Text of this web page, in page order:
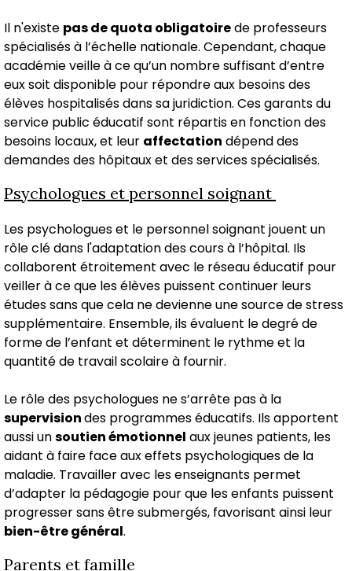
Il n'existe pas de quota obligatoirede professeurs
spécialisés à l’échelle nationale. Cependant, chaque
académie veille à ce qu’un nombre suffisant d’entre
eux soit disponible pour répondre aux besoins des
élèves hospitalisés dans sa juridiction. Ces garants du
service public éducatif sont répartis en fonction des
besoins locaux, et leur affectation dépend des
demandes des hôpitaux et des services spécialisés.
Psychologues et personnel soignant
Les psychologues et le personnel soignant jouent un
rôle clé dans l'adaptation des cours à l’hôpital. Ils
collaborent étroitement avec le réseau éducatif pour
veiller à ce que les élèves puissent continuer leurs
études sans que cela ne devienne une source de stress
supplémentaire. Ensemble, ils évaluent le degré de
forme de l’enfant et déterminent le rythme et la
quantité de travail scolaire à fournir.
Le rôle des psychologues ne s’arrête pas à la
supervisiondes programmes éducatifs. Ils apportent
aussi unsoutien émotionnel aux jeunes patients, les
aidant à faire face aux effets psychologiques de la
maladie. Travailler avec les enseignants permet
d’adapter la pédagogie pour que les enfants puissent
progresser sans être submergés, favorisant ainsi leur
bien-être général.
Parents et famille